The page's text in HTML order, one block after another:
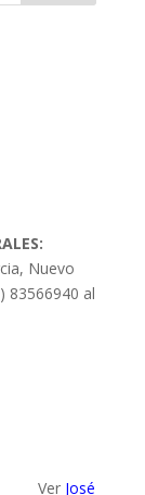
Nuevo
83566940 al
Ver José